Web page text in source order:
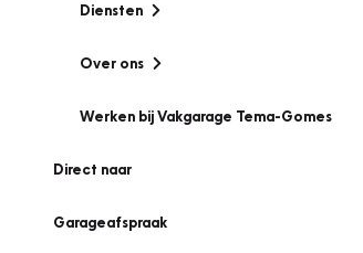
Diensten
Over ons
Werken bij Vakgarage Tema-Gomes
Direct naar
Garageafspraak